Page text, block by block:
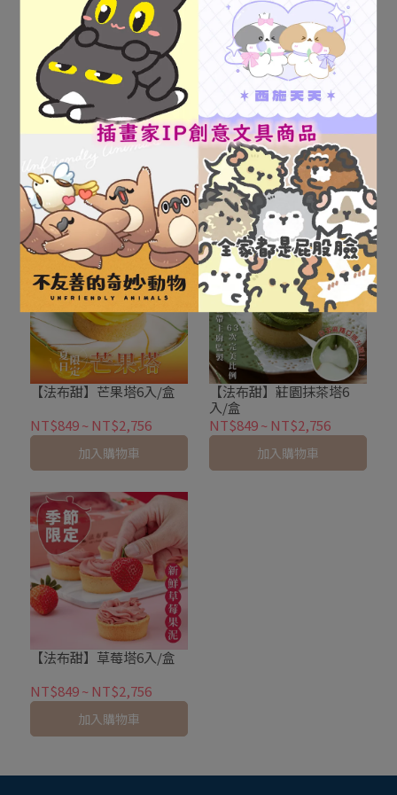
【法布甜】100%檸檬塔6
NT$799
加入購物車
【法布甜】焦糖芋頭塔6
入/盒
NT$849~NT$2,756
加入購物車
【法布甜】芒果塔6入/盒
NT$849~ NT$2,756
加入購物車
【法布甜】莊園抹茶塔6
入/盒
NT$849~ NT$2,756
加入購物車
【法布甜】草莓塔6入/盒
NT$849~ NT$2,756
加入購物車